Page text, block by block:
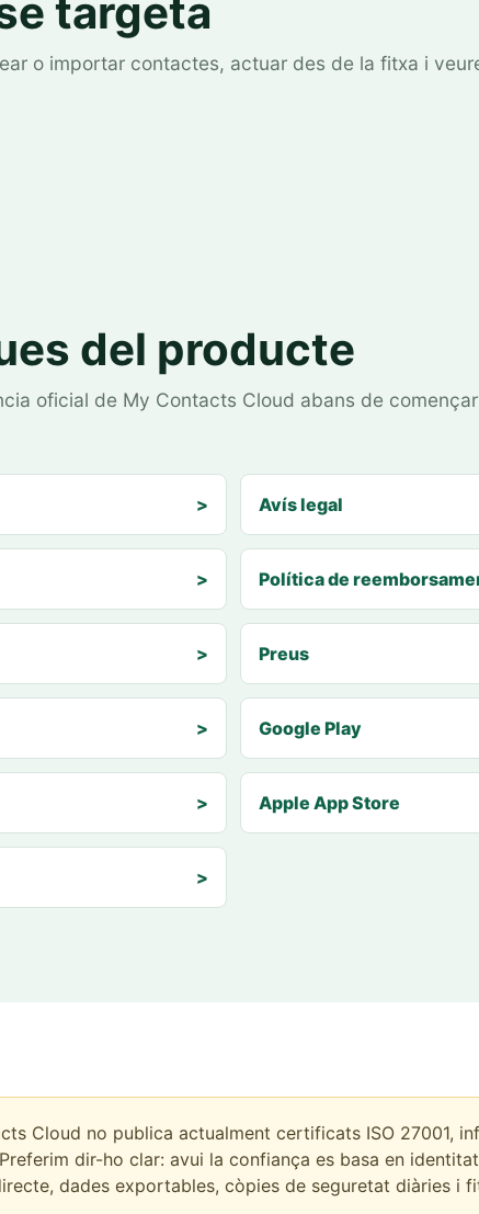
targeta
o importar contactes, actuar des de la fitxa i
del producte
oficial de My Contacts Cloud abans de començar
> Avís legal
> Política de
> Preus
> Google Play
> Apple App Store
>
Cloud no publica actualment certificats ISO 27001,
dir-ho clar: avui la confiança es basa en
dades exportables, còpies de seguretat diàries i